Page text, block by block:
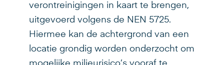
verontreinigingen in kaart te brengen,
uitgevoerd volgens de NEN 5725.
Hiermee kan de achtergrond van een
locatie grondig worden onderzocht om